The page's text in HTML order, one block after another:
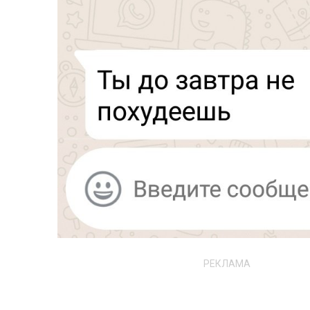
РЕКЛАМА